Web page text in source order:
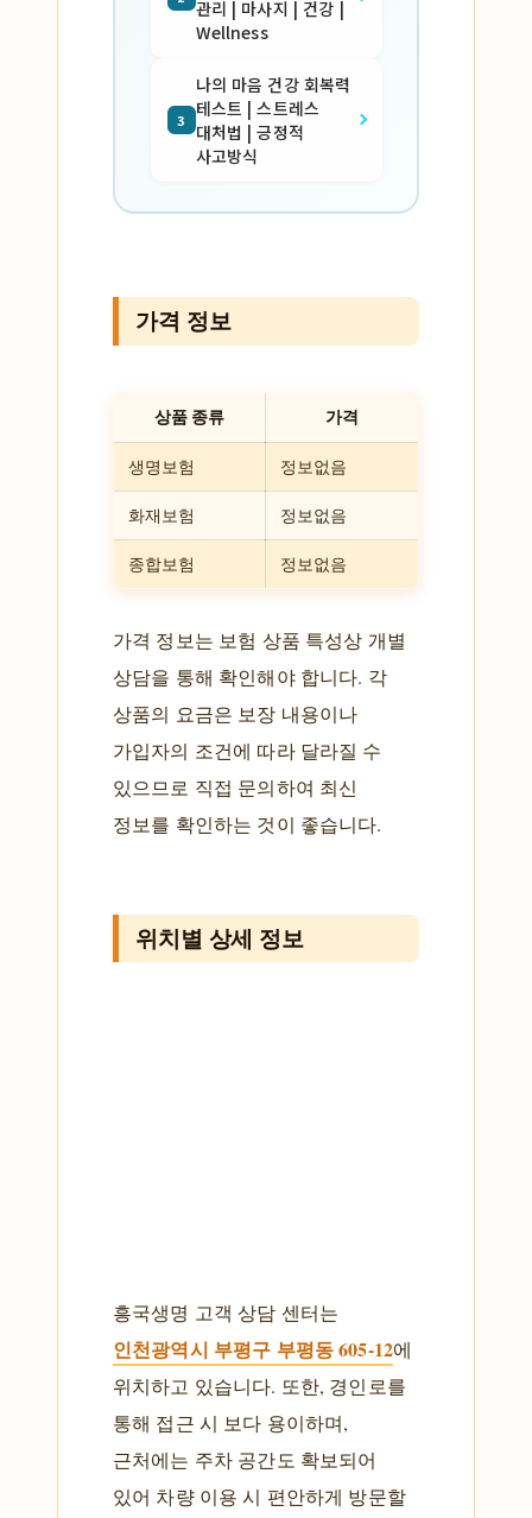
관리 | 마사지 | 건강 |
Wellness
3
나의 마음 건강 회복력
테스트 | 스트레스
대처법 | 긍정적
사고방식
가격 정보
상품 종류 가격
생명보험 정보없음
화재보험 정보없음
종합보험 정보없음
가격 정보는 보험 상품 특성상 개별
상담을 통해 확인해야 합니다. 각
상품의 요금은 보장 내용이나
가입자의 조건에 따라 달라질 수
있으므로 직접 문의하여 최신
정보를 확인하는 것이 좋습니다.
위치별 상세 정보
흥국생명 고객 상담 센터는
인천광역시 부평구 부평동 605-12에
위치하고 있습니다. 또한, 경인로를
통해 접근 시 보다 용이하며,
근처에는 주차 공간도 확보되어
있어 차량 이용 시 편안하게 방문할